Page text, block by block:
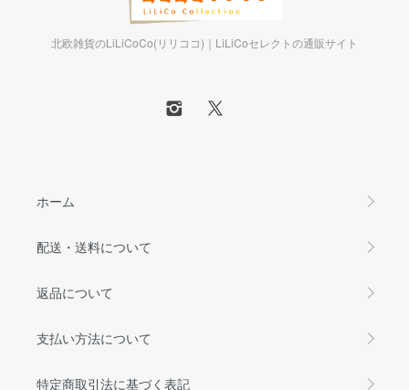
北欧雑貨のLiLiCoCo(リリココ)｜LiLiCoセレクトの通販サイト
ホーム
配送・送料について
返品について
支払い方法について
特定商取引法に基づく表記